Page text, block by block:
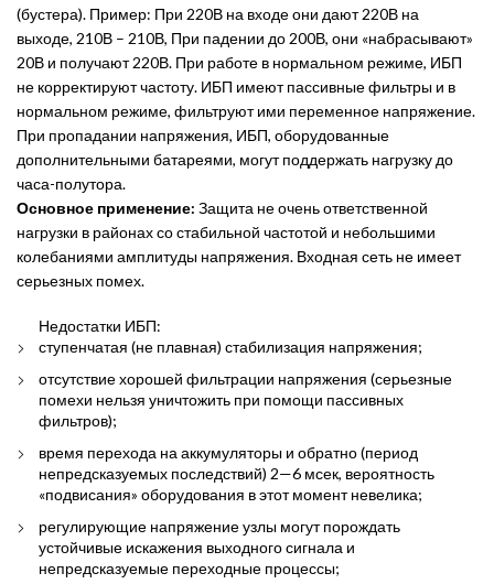
(бустера). Пример: При 220В на входе они дают 220В на
выходе, 210В – 210В, При падении до 200В, они «набрасывают»
20В и получают 220В. При работе в нормальном режиме, ИБП
не корректируют частоту. ИБП имеют пассивные фильтры и в
нормальном режиме, фильтруют ими переменное напряжение.
При пропадании напряжения, ИБП, оборудованные
дополнительными батареями, могут поддержать нагрузку до
часа-полутора.
Основное применение: Защита не очень ответственной
нагрузки в районах со стабильной частотой и небольшими
колебаниями амплитуды напряжения. Входная сеть не имеет
серьезных помех.
Недостатки ИБП:
ступенчатая (не плавная) стабилизация напряжения;
отсутствие хорошей фильтрации напряжения (серьезные
помехи нельзя уничтожить при помощи пассивных
фильтров);
время перехода на аккумуляторы и обратно (период
непредсказуемых последствий) 2—6 мсек, вероятность
«подвисания» оборудования в этот момент невелика;
регулирующие напряжение узлы могут порождать
устойчивые искажения выходного сигнала и
непредсказуемые переходные процессы;